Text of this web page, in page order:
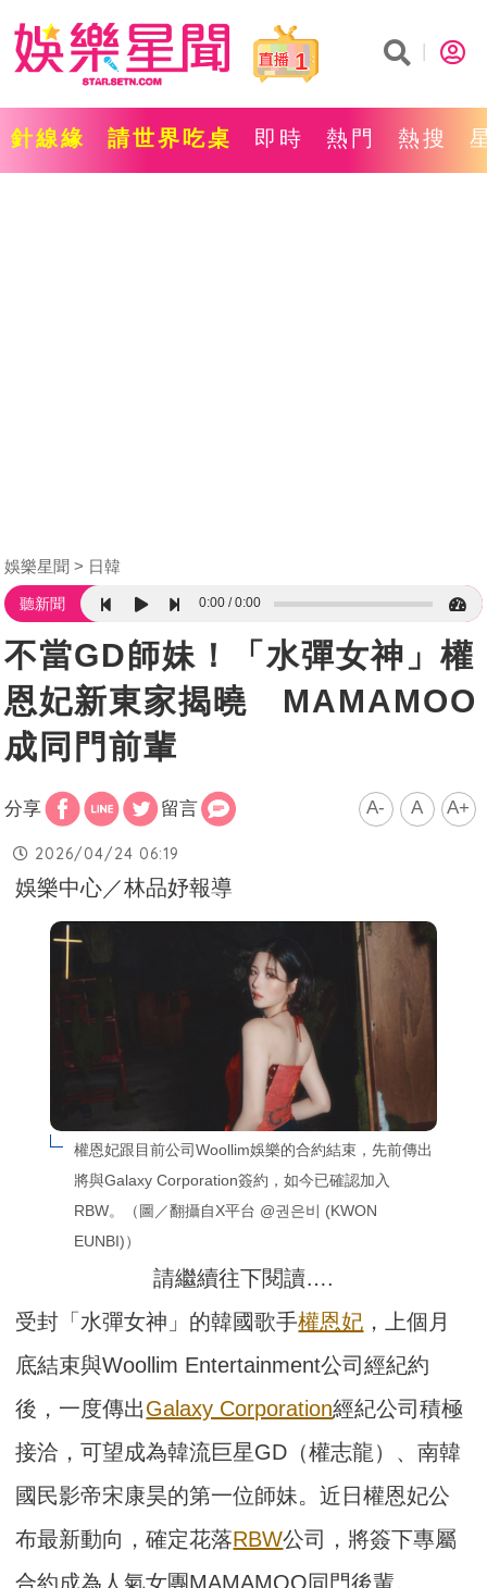
1
針線緣 請世界吃桌 即時 熱門 熱搜
娛樂星聞 日韓
聽新聞 0:00 0:00
不當GD師妹！「水彈女神」權
恩妃新東家揭曉 MAMAMOO
成同門前輩
分享 留言 A- A A+
2026/04/24 06:19
娛樂中心／林品妤報導
權恩妃跟目前公司Woollim娛樂的合約結束，先前傳出
將與Galaxy Corporation簽約，如今已確認加入
RBW。（圖／翻攝自X平台 @권은비 (KWON
EUNBI)）
請繼續往下閱讀….
受封「水彈女神」的韓國歌手權恩妃 ，上個月
底結束與Woollim Entertainment公司經紀約
後，一度傳出Galaxy Corporation經紀公司積極
接洽，可望成為韓流巨星GD（權志龍）、南韓
國民影帝宋康昊的第一位師妹。近日權恩妃公
布最新動向，確定花落RBW公司，將簽下專屬
合約成為人氣女團MAMAMOO同門後輩。